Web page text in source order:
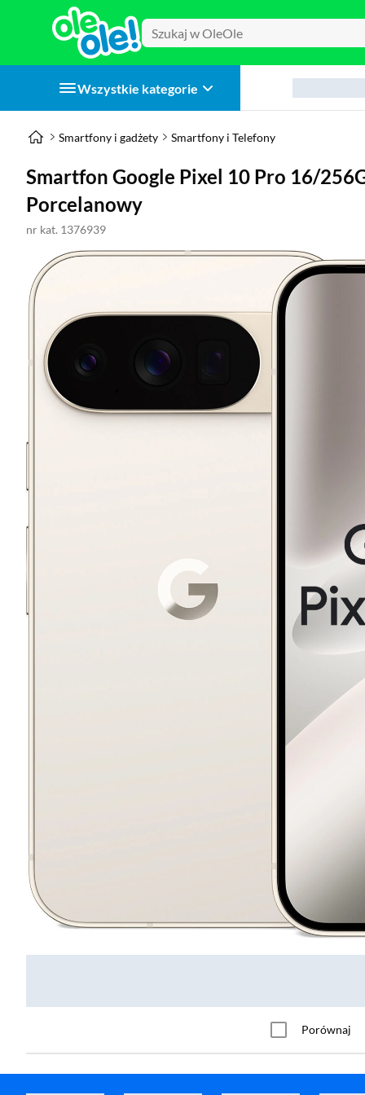
Wszystkie kategorie
Smartfony i gadżety Smartfony i Telefony
Smartfon Google Pixel 10 Pro 16/
Porcelanowy
nr kat. 1376939
Porównaj